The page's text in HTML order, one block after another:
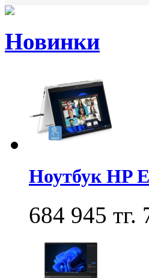
Новинки
Ноутбук HP
684 945 тг.